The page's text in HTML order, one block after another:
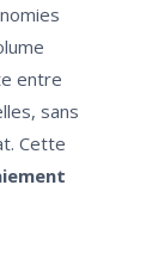
entre
sans
Cette